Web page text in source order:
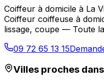
Coiffeur à domicile à La
Coiffeur coiffeuse à
lissage, coupe — Toute
09 72 65 13 15
Villes proches